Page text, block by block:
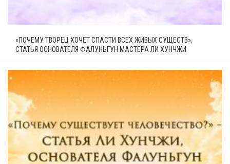
«ПОЧЕМУ ТВОРЕЦ ХОЧЕТ СПАСТИ ВСЕХ ЖИВЫХ СУЩЕСТВ»,
СТАТЬЯ ОСНОВАТЕЛЯ ФАЛУНЬГУН МАСТЕРА ЛИ ХУНЧЖИ